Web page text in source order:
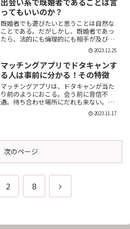
ていこう。電話を嫌がる人...
ってもいいのか？
既婚者でも遊びたいと思うことは自然な
ことである。だがしかし、既婚者であっ
たら、法的にも倫理的にも相手が及び腰
になることは明らかだ。では、既婚者で
あることを言わない方がいいのか。否、
それは違う。既婚者であることを伝える
メリット出会い系で既婚者...
2023.12.25
マッチングアプリでドタキャンす
る人は事前に分かる！その特徴
マッチングアプリは、ドタキャンが当た
り前のようにおこる。会う前に音信不
通。待ち合わせ場所にだれも来ない。そ
んなの普通だ。迷惑な話だが、このドタ
キャン野郎どもは見分けることができ
2023.11.17
次のページ
2 8
次